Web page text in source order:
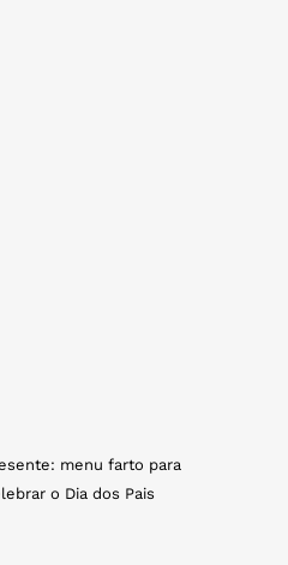
menu farto para
o Dia dos Pais